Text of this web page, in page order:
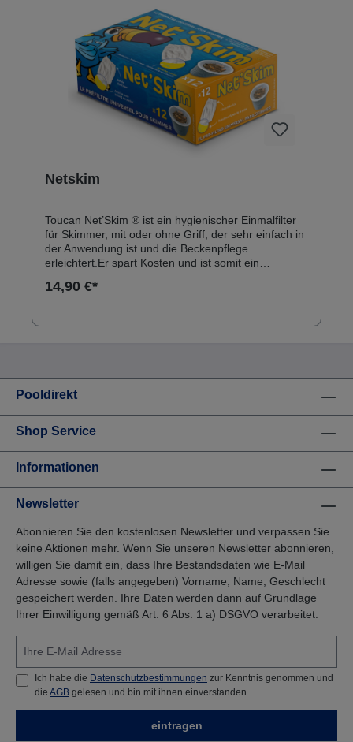
Netskim
Toucan Net’Skim ® ist ein hygienischer Einmalfilter
für Skimmer, mit oder ohne Griff, der sehr einfach in
der Anwendung ist und die Beckenpflege
erleichtert.Er spart Kosten und ist somit ein
Whirlpools: Schluss mit dem Säubern des
WIRKSAM:Net’Skim ® ist ein Vorfilter, der sich an
alle Skimmerkörbe, mit oder ohne Griff, bis 24 cm
Verunreinigungen zurück, die auf der
Wasseroberfläche schwimmen (Laub, Dornen,
des Korbes und schützt die Pumpe. Sein
patentiertes System der doppelten Halterung –
bestehend aus Haltebügel und Gummi – und seine
spezifische Maschenstruktur von 250 bis 300
ÖKOLOGISCH:Dank seiner feinen Maschenstruktur
hält Net’Skim mehr Partikel zurück, als der gröber
filternde Skimmerkorb. Die Folgen: Entlastung des
Hauptfilters, längere Abstände zwischen den
Rückspülungen. Sind die Abfälle und
Verunreinigungen erst einmal aus dem Wasser
verschwunden, sinkt der Verbrauch von Chlor und
Net’Skim®: ein ökologisches und ökonomisches
Produkt.
14,90 €*
Pooldirekt
Shop Service
Informationen
Newsletter
Abonnieren Sie den kostenlosen Newsletter und verpassen Sie
keine Aktionen mehr. Wenn Sie unseren Newsletter abonnieren,
willigen Sie damit ein, dass Ihre Bestandsdaten wie E-Mail
Adresse sowie (falls angegeben) Vorname, Name, Geschlecht
gespeichert werden. Ihre Daten werden dann auf Grundlage
Ihrer Einwilligung gemäß Art. 6 Abs. 1 a) DSGVO verarbeitet.
Ich habe die Datenschutzbestimmungen zur Kenntnis genommen und
die AGB gelesen und bin mit ihnen einverstanden.
eintragen